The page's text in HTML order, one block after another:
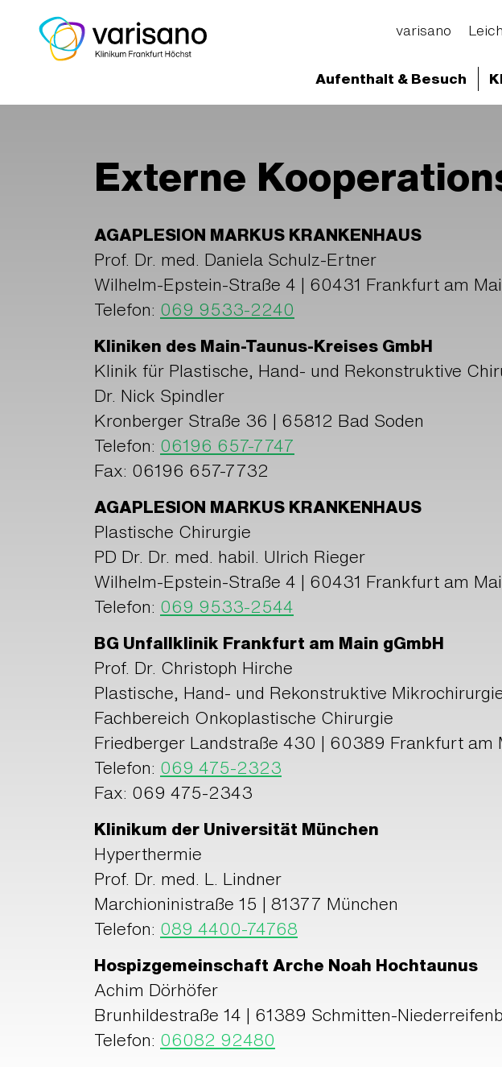
varisano
Aufenthalt & Besuch
Externe Kooperationspartner
Externe
AGAPLESION MARKUS KRANKENHAUS
Prof. Dr. med. Daniela Schulz-Ertner
Wilhelm-Epstein-Straße 4 | 60431 Frankfurt am
Telefon: 069 9533-2240
Kliniken des Main-Taunus-Kreises GmbH
Klinik für Plastische, Hand- und Rekonstruktive
Dr. Nick Spindler
Kronberger Straße 36 | 65812 Bad Soden
Telefon: 06196 657-7747
Fax: 06196 657-7732
AGAPLESION MARKUS KRANKENHAUS
Plastische Chirurgie
PD Dr. Dr. med. habil. Ulrich Rieger
Wilhelm-Epstein-Straße 4 | 60431 Frankfurt am
Telefon: 069 9533-2544
BG Unfallklinik Frankfurt am Main gGmbH
Prof. Dr. Christoph Hirche
Plastische, Hand- und Rekonstruktive
Fachbereich Onkoplastische Chirurgie
Friedberger Landstraße 430 | 60389 Frankfurt am
Telefon: 069 475-2323
Fax: 069 475-2343
Klinikum der Universität München
Hyperthermie
Prof. Dr. med. L. Lindner
Marchioninistraße 15 | 81377 München
Telefon: 089 4400-74768
Hospizgemeinschaft Arche Noah Hochtaunus
Achim Dörhöfer
Brunhildestraße 14 | 61389 Schmitten-
Telefon: 06082 92480